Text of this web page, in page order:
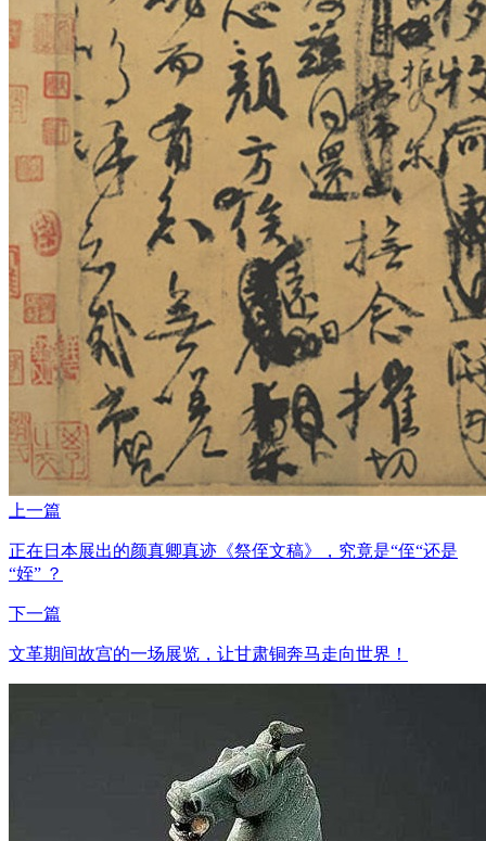
上一篇
正在日本展出的颜真卿真迹《祭侄文稿》，究竟是“侄“还是
“姪” ？
下一篇
文革期间故宫的一场展览，让甘肃铜奔马走向世界！